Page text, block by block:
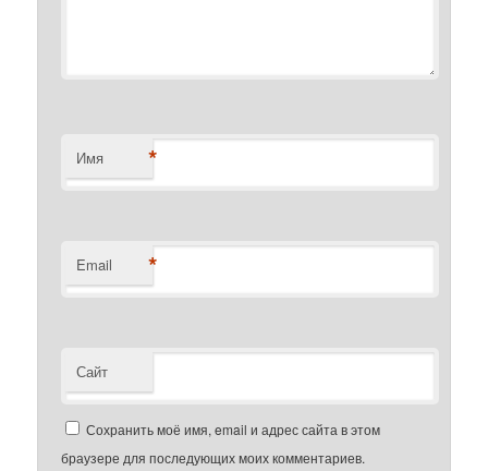
Имя *
Email *
Сайт
Сохранить моё имя, email и адрес сайта в этом
браузере для последующих моих комментариев.